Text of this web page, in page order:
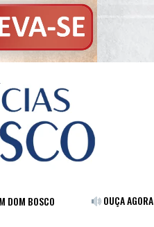
DOM BOSCO OUÇA AGORA